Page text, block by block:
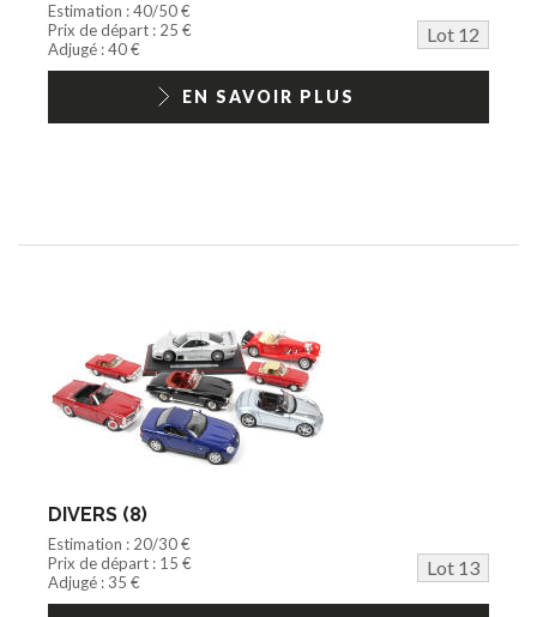
Estimation : 40/50 €
Prix de départ : 25 €
Lot 12
Adjugé : 40 €
EN SAVOIR PLUS
DIVERS (8)
Estimation : 20/30 €
Prix de départ : 15 €
Lot 13
Adjugé : 35 €